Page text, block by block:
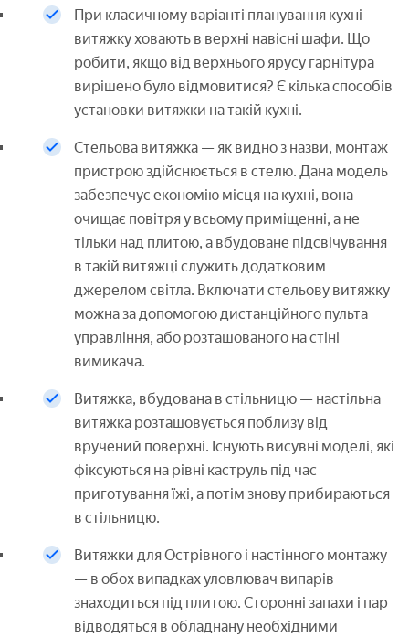
При класичному варіанті планування кухні
витяжку ховають в верхні навісні шафи. Що
робити, якщо від верхнього ярусу гарнітура
вирішено було відмовитися? Є кілька способів
установки витяжки на такій кухні.
Стельова витяжка — як видно з назви, монтаж
пристрою здійснюється в стелю. Дана модель
забезпечує економію місця на кухні, вона
очищає повітря у всьому приміщенні, а не
тільки над плитою, а вбудоване підсвічування
в такій витяжці служить додатковим
джерелом світла. Включати стельову витяжку
можна за допомогою дистанційного пульта
управління, або розташованого на стіні
вимикача.
Витяжка, вбудована в стільницю — настільна
витяжка розташовується поблизу від
вручений поверхні. Існують висувні моделі, які
фіксуються на рівні каструль під час
приготування їжі, а потім знову прибираються
в стільницю.
Витяжки для Острівного і настінного монтажу
— в обох випадках уловлювач випарів
знаходиться під плитою. Сторонні запахи і пар
відводяться в обладнану необхідними